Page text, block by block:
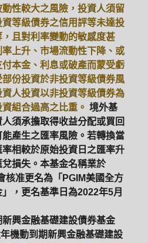
性較大之風險，投資人須留
等級債券之信用評等未達投
且對利率變動的敏感度甚
上升、市場流動性下降、或
本金、利息或破產而蒙受虧
份投資於非投資等級債券風
人投資以非投資等級債券為
組合過高之比重。 境外基
須承擔取得收益分配或買回
產生之匯率風險。若轉換當
相較於原始投資日之匯率升
損失。本基金名稱業於
核准更名為「PGIM美國全方
，更名基準日為2022年5月
興金融基礎建設債券基金
機動到期新興金融基礎建設